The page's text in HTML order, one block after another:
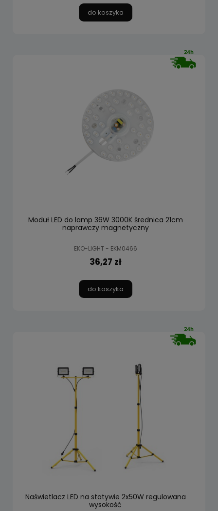
do koszyka
Moduł LED do lamp 36W 3000K średnica 21cm
naprawczy magnetyczny
EKO-LIGHT - EKM0466
36,27 zł
do koszyka
Naświetlacz LED na statywie 2x50W regulowana
wysokość